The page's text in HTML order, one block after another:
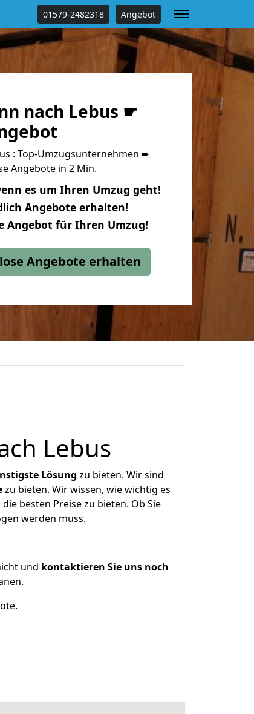
01579-2482318 Angebot
nach Lebus ☛
: Top-Umzugsunternehmen ➨
Angebote in 2 Min.
es um Ihren Umzug geht!
Angebote erhalten!
Angebot für Ihren Umzug!
Angebote erhalten
Lebus
Lösung zu bieten. Wir sind
zu bieten. Wir wissen, wie wichtig es
besten Preise zu bieten. Ob Sie
werden muss.
und kontaktieren Sie uns noch